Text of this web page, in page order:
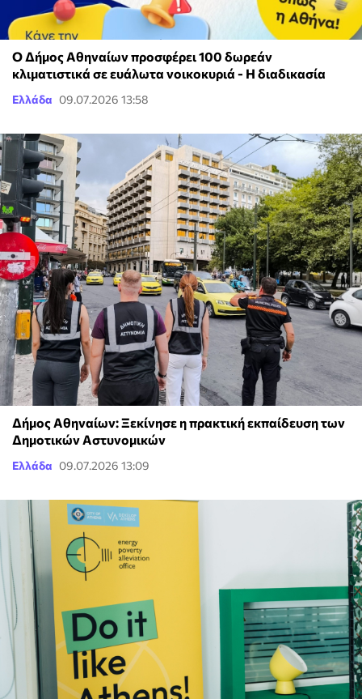
Ο Δήμος Αθηναίων προσφέρει 100 δωρεάν
κλιματιστικά σε ευάλωτα νοικοκυριά - Η διαδικασία
Ελλάδα 09.07.2026 13:58
Δήμος Αθηναίων: Ξεκίνησε η πρακτική εκπαίδευση των
Δημοτικών Αστυνομικών
Ελλάδα 09.07.2026 13:09